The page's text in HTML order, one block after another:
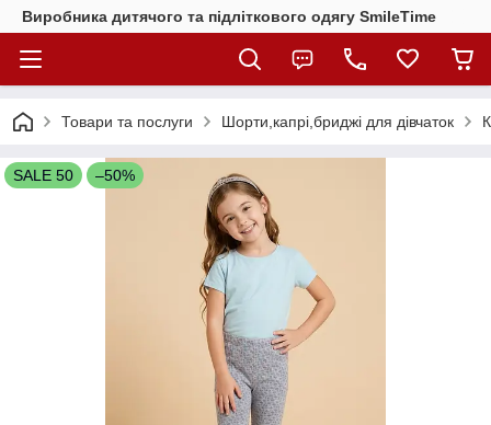
Виробника дитячого та підліткового одягу SmileTime
Товари та послуги Шорти,капрі,бриджі для дівчаток
SALE 50 –50%